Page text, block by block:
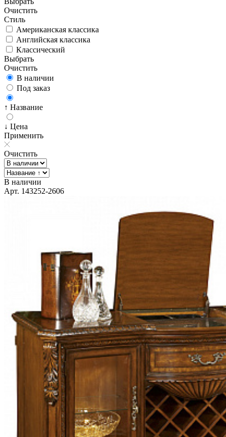
Очистить
Стиль
Американская классика
Английская классика
Классический
Выбрать
Очистить
В наличии
Под заказ
↑ Название
↓ Цена
Применить
Очистить
В наличии
Арт. 143252-2606